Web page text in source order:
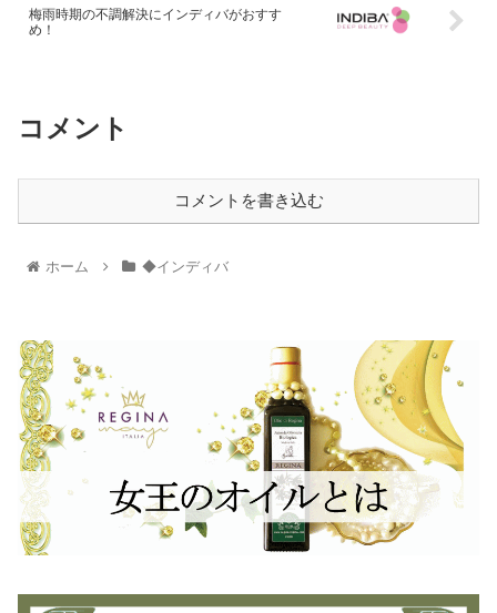
梅雨時期の不調解決にインディバがおすす
め！
コメント
コメントを書き込む
ホーム ◆インディバ